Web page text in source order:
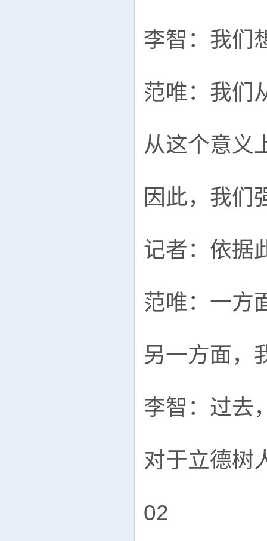
李智：我们
范唯：我们
从这个意义
因此，我们
记者：依据
范唯：一方
另一方面，
李智：过去
对于立德树
02